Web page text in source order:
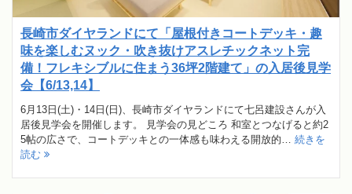
長崎市ダイヤランドにて「屋根付きコートデッキ・趣
味を楽しむヌック・吹き抜けアスレチックネット完
備！フレキシブルに住まう36坪2階建て」の入居後見学
会【6/13,14】
6月13日(土)・14日(日)、長崎市ダイヤランドにて七呂建設さんが入
居後見学会を開催します。 見学会の見どころ 和室とつなげると約2
5帖の広さで、コートデッキとの一体感も味わえる開放的… 続きを
読む